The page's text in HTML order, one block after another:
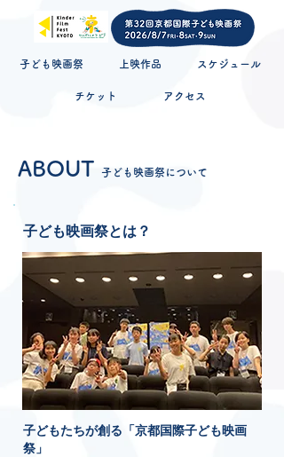
子ども映画祭 上映作品 スケジュール
チケット アクセス
ABOUT 子 ども映画祭について
子ども映画祭とは？
子どもたちが創る「京都国際子ども映画
祭」